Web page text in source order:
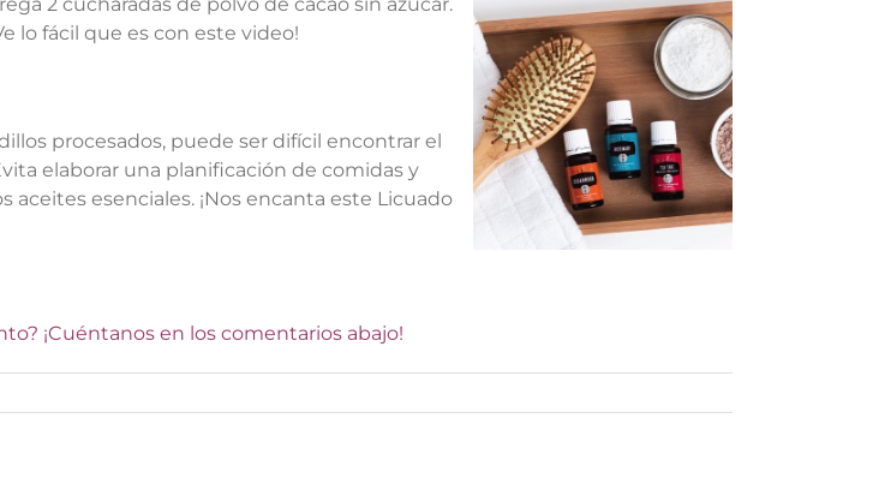
lo fácil que es con este video!
procesados, puede ser difícil encontrar el
elaborar una planificación de comidas y
esenciales. ¡Nos encanta este Licuado
¡Cuéntanos en los comentarios abajo!